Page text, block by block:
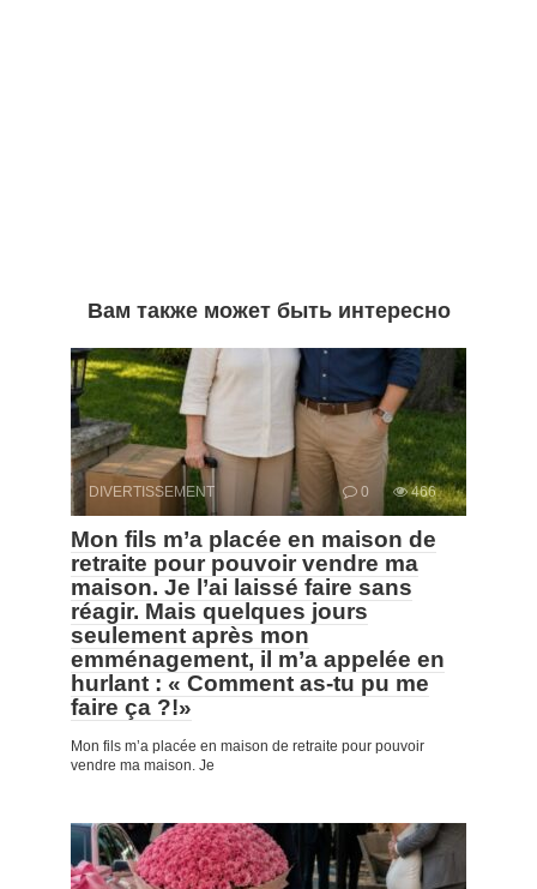
Вам также может быть интересно
DIVERTISSEMENT 0 466
Mon fils m’a placée en maison de
retraite pour pouvoir vendre ma
maison. Je l’ai laissé faire sans
réagir. Mais quelques jours
seulement après mon
emménagement, il m’a appelée en
hurlant : « Comment as-tu pu me
faire ça ?!»
Mon fils m’a placée en maison de retraite pour pouvoir
vendre ma maison. Je